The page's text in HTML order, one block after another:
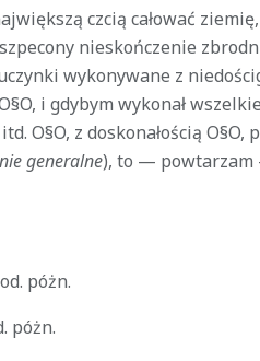
czcią całować
nieskończenie
wykonywane z
i gdybym wykonał
O§O, z doskonałością O§O,
generalne), to —
póżn.
póżn.